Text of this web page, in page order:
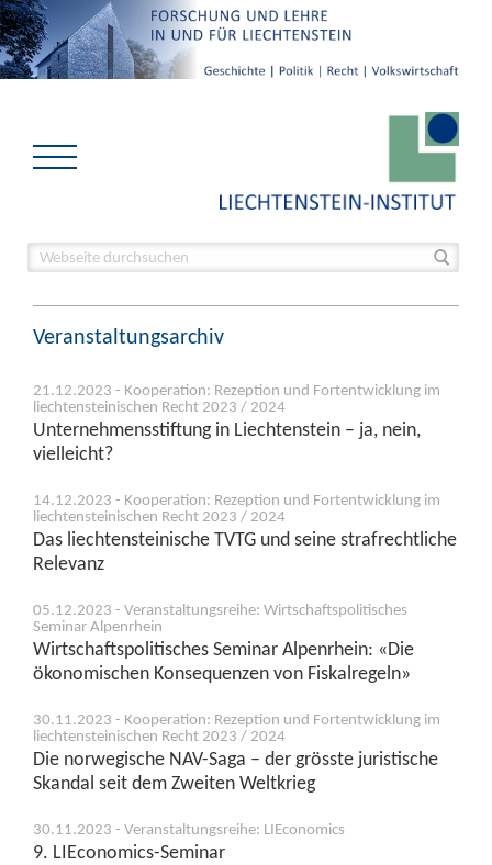
Veranstaltungsarchiv
21.12.2023 - Kooperation: Rezeption und Fortentwicklung im
liechtensteinischen Recht 2023 / 2024
Unternehmensstiftung in Liechtenstein – ja, nein,
vielleicht?
14.12.2023 - Kooperation: Rezeption und Fortentwicklung im
liechtensteinischen Recht 2023 / 2024
Das liechtensteinische TVTG und seine strafrechtliche
Relevanz
05.12.2023 - Veranstaltungsreihe: Wirtschaftspolitisches
Seminar Alpenrhein
Wirtschaftspolitisches Seminar Alpenrhein: «Die
ökonomischen Konsequenzen von Fiskalregeln»
30.11.2023 - Kooperation: Rezeption und Fortentwicklung im
liechtensteinischen Recht 2023 / 2024
Die norwegische NAV-Saga – der grösste juristische
Skandal seit dem Zweiten Weltkrieg
30.11.2023 - Veranstaltungsreihe: LIEconomics
9. LIEconomics-Seminar